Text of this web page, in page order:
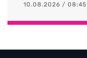
10.08.2026 / 08:45